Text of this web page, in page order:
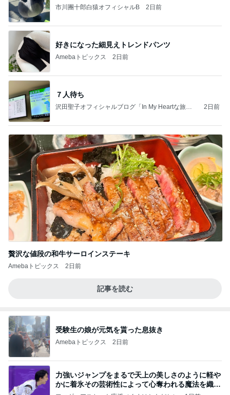
市川團十郎白猿オフィシャルB 2日前
好きになった細見えトレンドパンツ
Amebaトピックス 2日前
７人待ち
沢田聖子オフィシャルブログ「In My Heartな旅日
2日前
贅沢な値段の和牛サーロインステーキ
Amebaトピックス 2日前
記事を読む
受験生の娘が元気を貰った息抜き
Amebaトピックス 2日前
力強いジャンプをまるで天上の美しさのように軽や
かに着氷その芸術性によって心奪われる魔法を織り